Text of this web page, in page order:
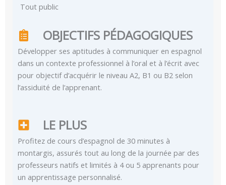
Tout public
OBJECTIFS PÉDAGOGIQUES
Développer ses aptitudes à communiquer en espagnol
dans un contexte professionnel à l’oral et à l’écrit avec
pour objectif d’acquérir le niveau A2, B1 ou B2 selon
l’assiduité de l’apprenant.
LE PLUS
Profitez de cours d’espagnol de 30 minutes à
montargis, assurés tout au long de la journée par des
professeurs natifs et limités à 4 ou 5 apprenants pour
un apprentissage personnalisé.